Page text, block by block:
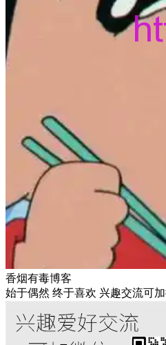
香烟有毒博客
始于偶然 终于喜欢 兴趣交流可加